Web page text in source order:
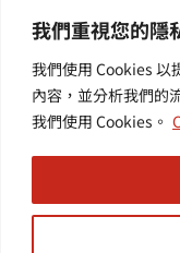
我們重視您的隱
我們使用 Cookies 以
內容，並分析我們的
我們使用 Cookies。
容器化
台应用
其他/增
值服务